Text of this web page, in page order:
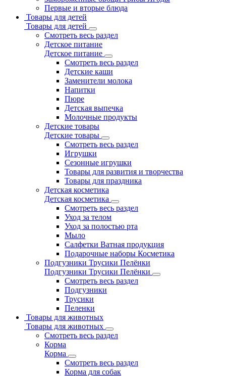
Первые и вторые блюда
Товары для детей
Товары для детей
Смотреть весь раздел
Детское питание
Детское питание
Смотреть весь раздел
Детские каши
Заменители молока
Напитки
Пюре
Детская выпечка
Молочные продукты
Детские товары
Детские товары
Смотреть весь раздел
Игрушки
Сезонные игрушки
Товары для развития и творчества
Товары для праздника
Детская косметика
Детская косметика
Смотреть весь раздел
Уход за телом
Уход за полостью рта
Мыло
Салфетки Ватная продукция
Подарочные наборы Косметика
Подгузники Трусики Пелёнки
Подгузники Трусики Пелёнки
Смотреть весь раздел
Подгузники
Трусики
Пеленки
Товары для животных
Товары для животных
Смотреть весь раздел
Корма
Корма
Смотреть весь раздел
Корма для собак